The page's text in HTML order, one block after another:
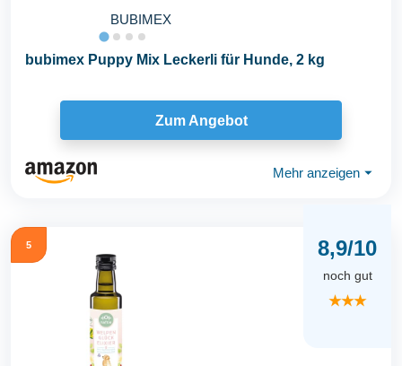
BUBIMEX
bubimex Puppy Mix Leckerli für Hunde, 2 kg
Zum Angebot
Mehr anzeigen ⏷
5 8,9/10
noch gut
★★★